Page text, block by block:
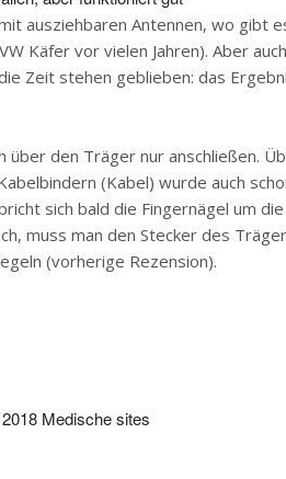
ausziehbaren Antennen, wo gibt
Käfer vor vielen Jahren). Aber
Zeit stehen geblieben: das
über den Träger nur anschließen.
(Kabel) wurde auch
sich bald die Fingernägel um
muss man den Stecker des
(vorherige Rezension).
Medische sites